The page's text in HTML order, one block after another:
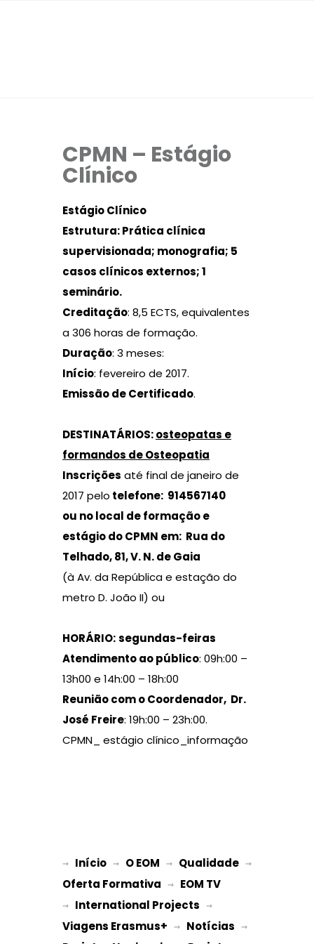
CPMN – Estágio
Clínico
Estágio Clínico
Estrutura: Prática clínica
supervisionada; monografia; 5
casos clínicos externos; 1
seminário.
Creditação: 8,5 ECTS, equivalentes
a 306 horas de formação.
Duração: 3 meses:
Início: fevereiro de 2017.
Emissão de Certificado.
DESTINATÁRIOS:osteopatas e
formandos de Osteopatia
Inscrições até final de janeiro de
2017 pelo telefone: 914567140
ou no local de formação e
estágio do CPMN em: Rua do
Telhado, 81, V. N. de Gaia
(à Av. da República e estação do
metro D. João II) ou
HORÁRIO:segundas-feiras
Atendimento ao público: 09h:00 –
13h00 e 14h:00 – 18h:00
Reunião com o Coordenador, Dr.
José Freire: 19h:00 – 23h:00.
CPMN_ estágio clínico_informação
→ Início → O EOM → Qualidade
Oferta Formativa → EOM TV
→ International Projects
Viagens Erasmus+ → Notícias